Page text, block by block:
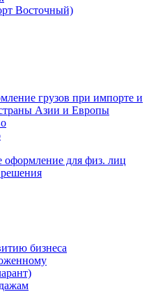
Восточный)
грузов при импорте и
Азии и Европы
оформление для физ. лиц
бизнеса